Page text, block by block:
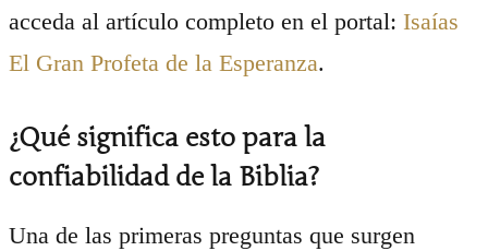
acceda al artículo completo en el portal: Isaías
El Gran Profeta de la Esperanza.
¿Qué significa esto para la
confiabilidad de la Biblia?
Una de las primeras preguntas que surgen